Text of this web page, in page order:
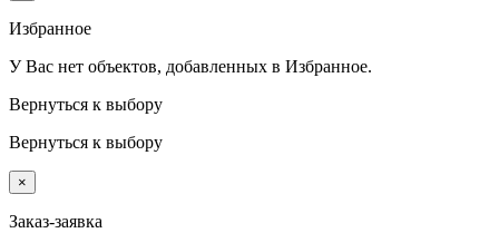
Избранное
У Вас нет объектов, добавленных в Избранное.
Вернуться к выбору
Вернуться к выбору
×
Заказ-заявка